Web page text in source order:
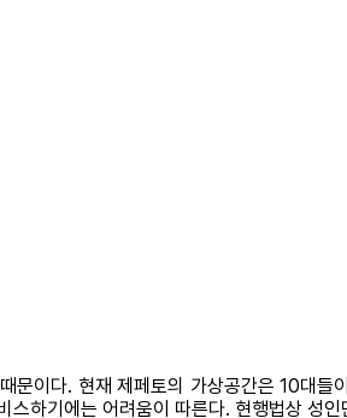
이다. 현재 제페토의 가상공간은 10대들
하기에는 어려움이 따른다. 현행법상 성인